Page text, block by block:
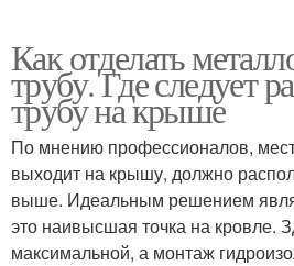
Труба с прямоугольным
сечением
Трубы на шиферной
крыше
Как отделать
трубу. Где следует
трубу на крыше
По мнению профессионалов,
выходит на крышу, должно
выше. Идеальным решением
это наивысшая точка на кровле.
максимальной, а монтаж